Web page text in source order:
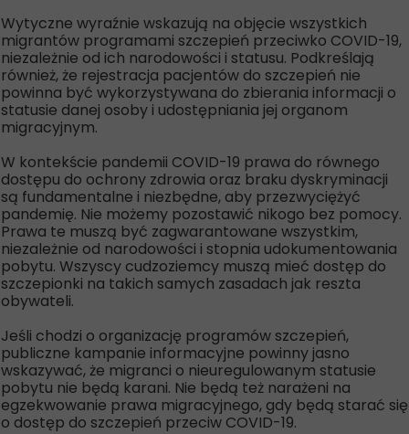
Wytyczne wyraźnie wskazują na objęcie wszystkich
migrantów programami szczepień przeciwko COVID-19,
niezależnie od ich narodowości i statusu. Podkreślają
również, że rejestracja pacjentów do szczepień nie
powinna być wykorzystywana do zbierania informacji o
statusie danej osoby i udostępniania jej organom
migracyjnym.
W kontekście pandemii COVID-19 prawa do równego
dostępu do ochrony zdrowia oraz braku dyskryminacji
są fundamentalne i niezbędne, aby przezwyciężyć
pandemię. Nie możemy pozostawić nikogo bez pomocy.
Prawa te muszą być zagwarantowane wszystkim,
niezależnie od narodowości i stopnia udokumentowania
pobytu. Wszyscy cudzoziemcy muszą mieć dostęp do
szczepionki na takich samych zasadach jak reszta
obywateli.
Jeśli chodzi o organizację programów szczepień,
publiczne kampanie informacyjne powinny jasno
wskazywać, że migranci o nieuregulowanym statusie
pobytu nie będą karani. Nie będą też narażeni na
egzekwowanie prawa migracyjnego, gdy będą starać się
o dostęp do szczepień przeciw COVID-19.